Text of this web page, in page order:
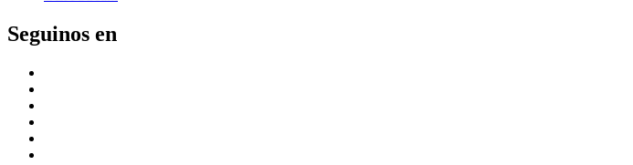
Seguinos en